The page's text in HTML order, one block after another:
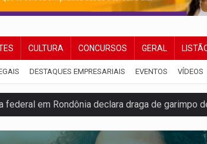
CULTURA CONCURSOS GERAL
DESTAQUES EMPRESARIAIS EVENTOS VÍDEOS
mercúrio em estepe, ouro e arma
iniciais do ensino fundamental em Rondônia